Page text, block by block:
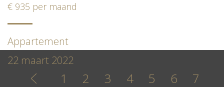
€ 935 per maand
Appartement
22 maart 2022
1 2 3 4 5 6
7